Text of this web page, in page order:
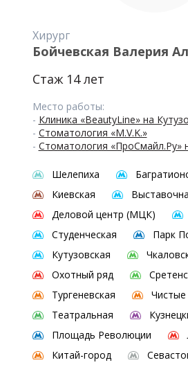
Хирург
Бойчевская Валерия
Стаж 14 лет
Место работы:
- Клиника «BeautyLine» на
- Стоматология «M.V.K.»
- Стоматология «ПроСмайл.Ру»
Шелепиха
Киевская
Деловой центр (МЦК)
Студенческая
Парк
Кутузовская
Охотный ряд
Тургеневская
Чистые
Театральная
Площадь Революции
Китай-город